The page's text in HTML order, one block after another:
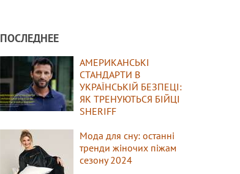
ПОСЛЕДНЕЕ
АМЕРИКАНСЬКІ
СТАНДАРТИ В
УКРАЇНСЬКІЙ БЕЗПЕЦІ:
ЯК ТРЕНУЮТЬСЯ БІЙЦІ
SHERIFF
Мода для сну: останні
тренди жіночих піжам
сезону 2024